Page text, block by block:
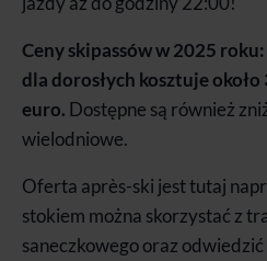
Ceny skipassów w 2025
dla dorosłych kosztuje
euro. Dostępne są również
wielodniowe.
Oferta après-ski jest tutaj
stokiem można skorzystać z
saneczkowego oraz